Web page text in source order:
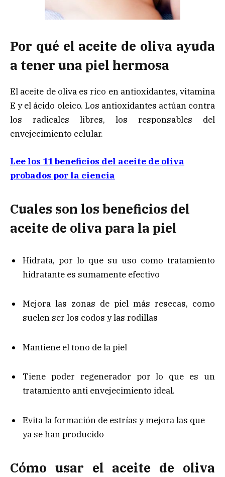
Por qué el aceite de oliva ayuda
a tener una piel hermosa
El aceite de oliva es rico en antioxidantes, vitamina
E y el ácido oleico. Los antioxidantes actúan contra
los radicales libres, los responsables del
envejecimiento celular.
Lee los 11 beneficios del aceite de oliva
probados por la ciencia
Cuales son los beneficios del
aceite de oliva para la piel
Hidrata, por lo que su uso como tratamiento
hidratante es sumamente efectivo
Mejora las zonas de piel más resecas, como
suelen ser los codos y las rodillas
Mantiene el tono de la piel
Tiene poder regenerador por lo que es un
tratamiento anti envejecimiento ideal.
Evita la formación de estrías y mejora las que
ya se han producido
Cómo usar el aceite de oliva